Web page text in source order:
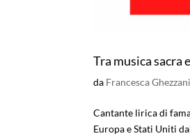
Tra musica sacra
da Francesca Ghezzani
Cantante lirica di
Europa e Stati Uniti